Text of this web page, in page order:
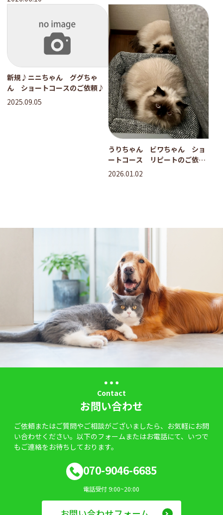
新規♪ニニちゃん ググちゃ
ん ショートコースのご依頼♪
2025.09.05
うりちゃん ビワちゃん ショ
ートコース リピートのご依頼
♪
2026.01.02
Contact
お問い合わせ
ご依頼またはご質問やご相談がございましたら、お気軽にお問
い合わせください。以下のフォームまたはお電話にて、いつで
もご連絡をお待ちしております。
070-9046-6685
電話受付 9:00~20:00